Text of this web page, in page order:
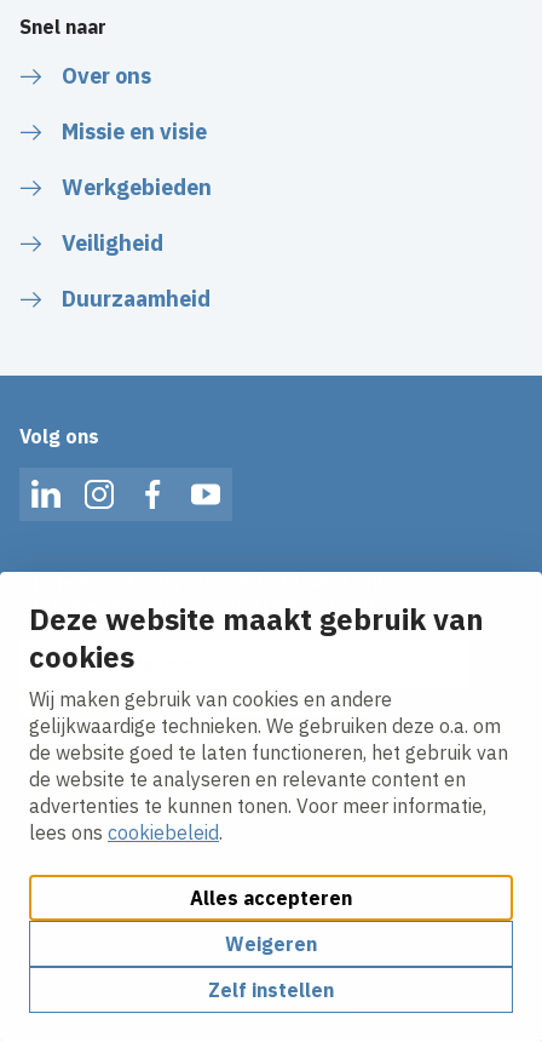
Deze website maakt gebruik van
cookies
Wij maken gebruik van cookies en andere
gelijkwaardige technieken. We gebruiken deze o.a. om
de website goed te laten functioneren, het gebruik van
de website te analyseren en relevante content en
advertenties te kunnen tonen. Voor meer informatie,
lees ons cookiebeleid.
Alles accepteren
Weigeren
Zelf instellen
Snel naar
Over ons
Missie en visie
Werkgebieden
Veiligheid
Duurzaamheid
Volg ons
LinkedInInstagramFacebookYouTube
Ontvang onze nieuws alerts in je mailbox!
E-mailadres
Ik ga akkoord met hetprivacy statement.
Cookies aanpassenCookie beleidPrivacy policy